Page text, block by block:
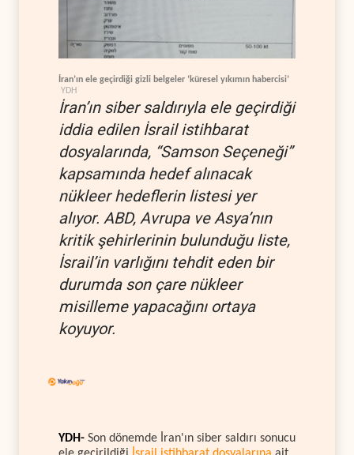
İran’ın ele geçirdiği gizli belgeler ‘küresel yıkımın habercisi’
YDH
İran’ın siber saldırıyla ele geçirdiği
iddia edilen İsrail istihbarat
dosyalarında, “Samson Seçeneği”
kapsamında hedef alınacak
nükleer hedeflerin listesi yer
alıyor. ABD, Avrupa ve Asya’nın
kritik şehirlerinin bulunduğu liste,
İsrail’in varlığını tehdit eden bir
durumda son çare nükleer
misilleme yapacağını ortaya
koyuyor.
YDH- Son dönemde İran'ın siber saldırı sonucu